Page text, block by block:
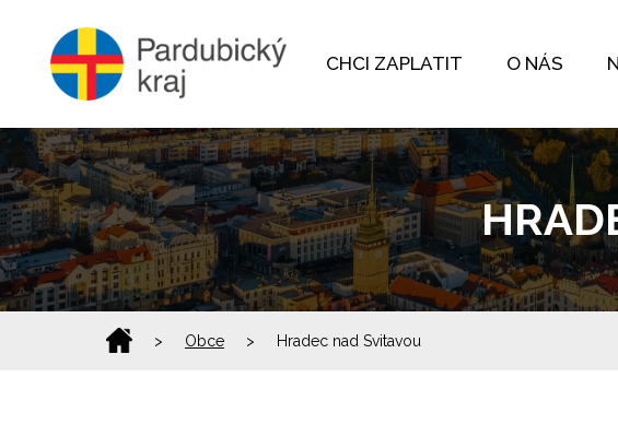
CHCI ZAPLATIT O NÁS
> Obce > Hradec nad Svitavou